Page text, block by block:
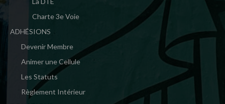
Charte 3e Voie
ADHÉSIONS
Devenir Membre
Animer une Cellule
Les Statuts
Règlement Intérieur